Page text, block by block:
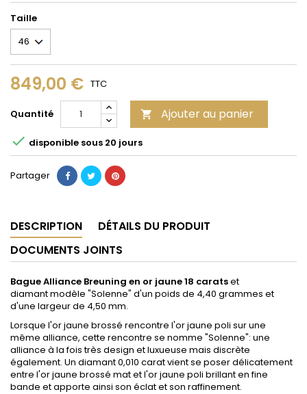
Taille
849,00 € TTC
Quantité  Ajouter au panier
 disponible sous 20 jours
Partager
DESCRIPTION
DÉTAILS DU PRODUIT
DOCUMENTS JOINTS
Bague Alliance Breuning en or jaune 18 caratset
diamant modèle "Solenne" d'un poids de 4,40 grammes et
d'une largeur de 4,50 mm.
Lorsque l'or jaune brossé rencontre l'or jaune poli sur une
même alliance, cette rencontre se nomme "Solenne": une
alliance à la fois très design et luxueuse mais discrète
également. Un diamant 0,010 carat vient se poser délicatement
entre l'or jaune brossé mat et l'or jaune poli brillant en fine
bande et apporte ainsi son éclat et son raffinement.